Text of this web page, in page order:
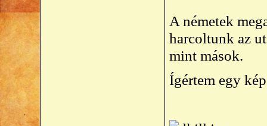
A németek
harcoltunk az
mint mások.
Ígértem egy